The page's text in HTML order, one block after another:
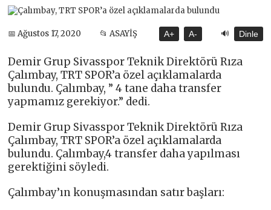
📅 Ağustos 17, 2020 📂 ASAYİŞ A+ A- 🔊 Dinle
Demir Grup Sivasspor Teknik Direktörü Rıza
Çalımbay, TRT SPOR’a özel açıklamalarda
bulundu. Çalımbay, ” 4 tane daha transfer
yapmamız gerekiyor.” dedi.
Demir Grup Sivasspor Teknik Direktörü Rıza
Çalımbay, TRT SPOR’a özel açıklamalarda
bulundu. Çalımbay,4 transfer daha yapılması
gerektiğini söyledi.
Çalımbay’ın konuşmasından satır başları: